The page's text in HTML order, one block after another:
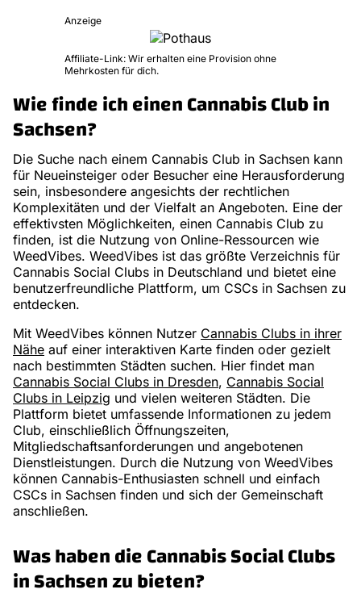
Anzeige
Affiliate-Link: Wir erhalten eine Provision ohne
Mehrkosten für dich.
Wie finde ich einen Cannabis Club in
Sachsen?
Die Suche nach einem Cannabis Club in Sachsen kann
für Neueinsteiger oder Besucher eine Herausforderung
sein, insbesondere angesichts der rechtlichen
Komplexitäten und der Vielfalt an Angeboten. Eine der
effektivsten Möglichkeiten, einen Cannabis Club zu
finden, ist die Nutzung von Online-Ressourcen wie
WeedVibes. WeedVibes ist das größte Verzeichnis für
Cannabis Social Clubs in Deutschland und bietet eine
benutzerfreundliche Plattform, um CSCs in Sachsen zu
entdecken.
Mit WeedVibes können Nutzer Cannabis Clubs in ihrer
Nähe auf einer interaktiven Karte finden oder gezielt
nach bestimmten Städten suchen. Hier findet man
Cannabis Social Clubs in Dresden, Cannabis Social
Clubs in Leipzig und vielen weiteren Städten. Die
Plattform bietet umfassende Informationen zu jedem
Club, einschließlich Öffnungszeiten,
Mitgliedschaftsanforderungen und angebotenen
Dienstleistungen. Durch die Nutzung von WeedVibes
können Cannabis-Enthusiasten schnell und einfach
CSCs in Sachsen finden und sich der Gemeinschaft
anschließen.
Was haben die Cannabis Social Clubs
in Sachsen zu bieten?